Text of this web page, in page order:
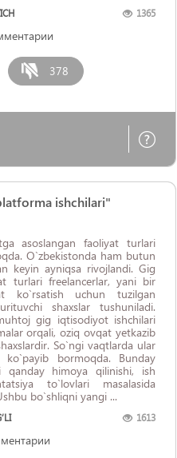
1365
378
ishchilari"
asoslangan faoliyat turlari
O`zbekistonda ham butun
keyin ayniqsa rivojlandi. Gig
turlari freelancerlar, yani bir
ko`rsatish uchun tuzilgan
shaxslar tushuniladi.
gig iqtisodiyot ishchilari
orqali, oziq ovqat yetkazib
So`ngi vaqtlarda ular
bormoqda. Bunday
qanday himoya qilinishi, ish
to`lovlari masalasida
bo`shliqni yangi ...
1613